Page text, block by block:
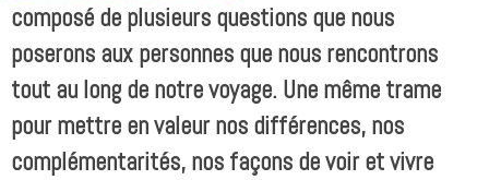
composé de plusieurs questions que nous
poserons aux personnes que nous rencontrons
tout au long de notre voyage. Une même trame
pour mettre en valeur nos différences, nos
complémentarités, nos façons de voir et vivre